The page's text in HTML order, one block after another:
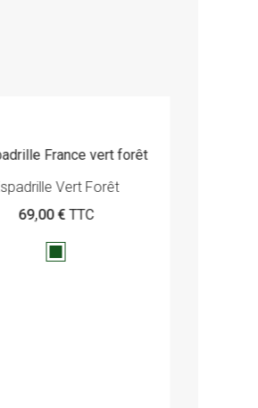
Vert Forêt
69,00 € TTC
Vert